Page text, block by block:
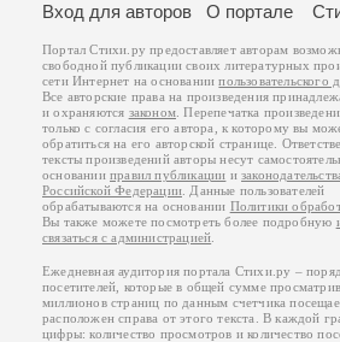
Вход для авторов
О портале
Портал Стихи.ру предоставляет авторам
свободной публикации своих литературных
сети Интернет на основаниипользовательского
Все авторские права на произведения
и охраняются законом . Перепечатка
только с согласия его автора, к которому вы
обратиться на его авторской странице.
тексты произведений авторы несут
основанииправил публикации и
Российской Федерации . Данные пользователей
обрабатываются на основании Политики
Вы также можете посмотреть более подробную
связаться с администрацией
Ежедневная аудитория портала Стихи.ру –
посетителей, которые в общей сумме
миллионов страниц по данным счетчика
расположен справа от этого текста. В каждой
цифры: количество просмотров и количество